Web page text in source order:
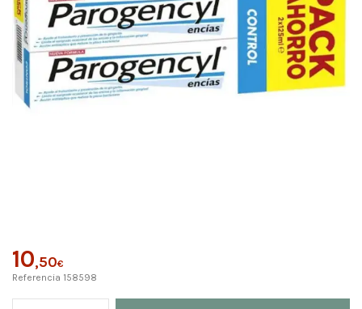
10,50€
Referencia 158598